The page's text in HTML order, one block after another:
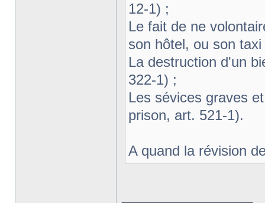
12-1) ;
Le fait de ne
son hôtel, ou son
La destruction d'un
322-1) ;
Les sévices graves
prison, art. 521-1).
A quand la révision